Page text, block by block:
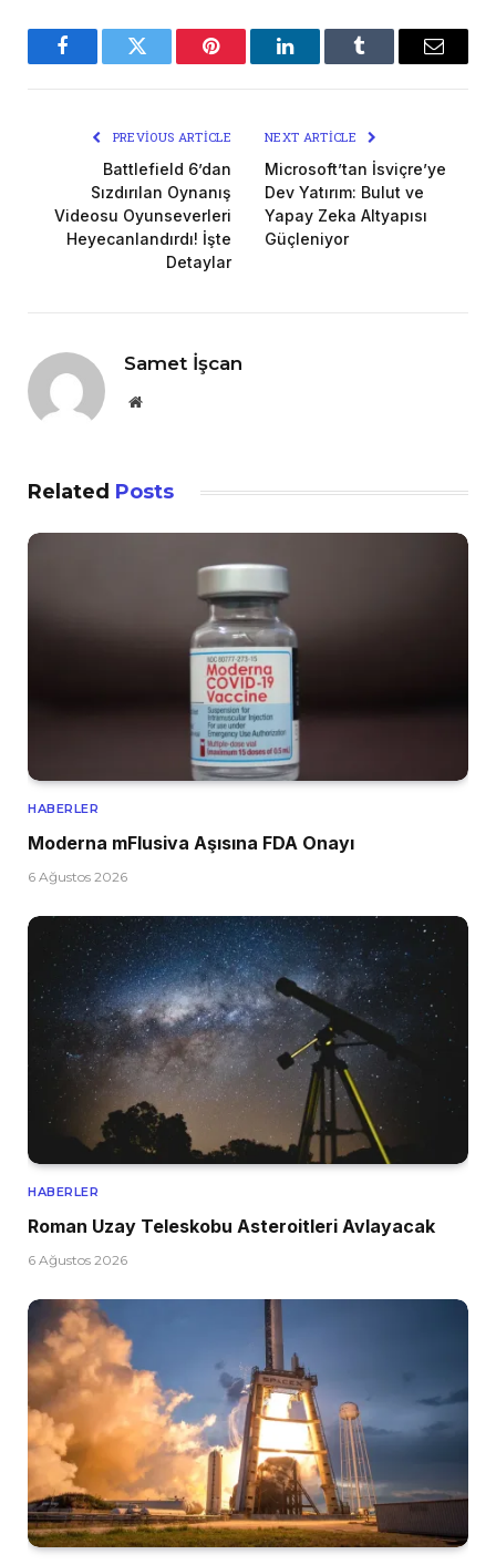
FacebookTwitter Pinterest LinkedInTumblr Email
PREVIOUS ARTICLE
Battlefield 6’dan
Sızdırılan Oynanış
Videosu Oyunseverleri
Heyecanlandırdı! İşte
Detaylar
NEXT ARTICLE
Microsoft’tan İsviçre’ye
Dev Yatırım: Bulut ve
Yapay Zeka Altyapısı
Güçleniyor
Samet İşcan
Website
Related Posts
HABERLER
Moderna mFlusiva Aşısına FDA Onayı
6 Ağustos 2026
HABERLER
Roman Uzay Teleskobu Asteroitleri Avlayacak
6 Ağustos 2026